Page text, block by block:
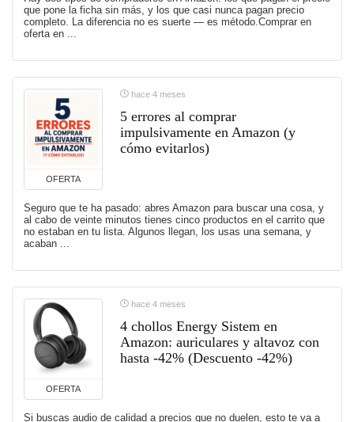
que pone la ficha sin más, y los que casi nunca pagan precio
completo. La diferencia no es suerte — es método.Comprar en
oferta en ...
OFERTA
hace 4 meses
5 errores al comprar
impulsivamente en Amazon (y
cómo evitarlos)
Seguro que te ha pasado: abres Amazon para buscar una cosa, y
al cabo de veinte minutos tienes cinco productos en el carrito que
no estaban en tu lista. Algunos llegan, los usas una semana, y
acaban ...
OFERTA
hace 4 meses
4 chollos Energy Sistem en
Amazon: auriculares y altavoz con
hasta -42% (Descuento -42%)
Si buscas audio de calidad a precios que no duelen, esto te va a